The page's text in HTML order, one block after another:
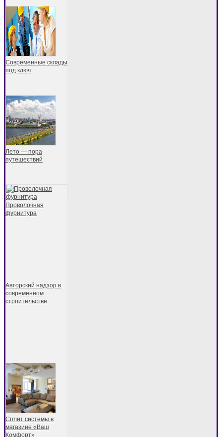
Современные склады
под ключ
Лето — пора
путешествий
Проволочная
фурнитура
Авторский надзор в
современном
строительстве
Сплит системы в
магазине «Ваш
Комфорт»